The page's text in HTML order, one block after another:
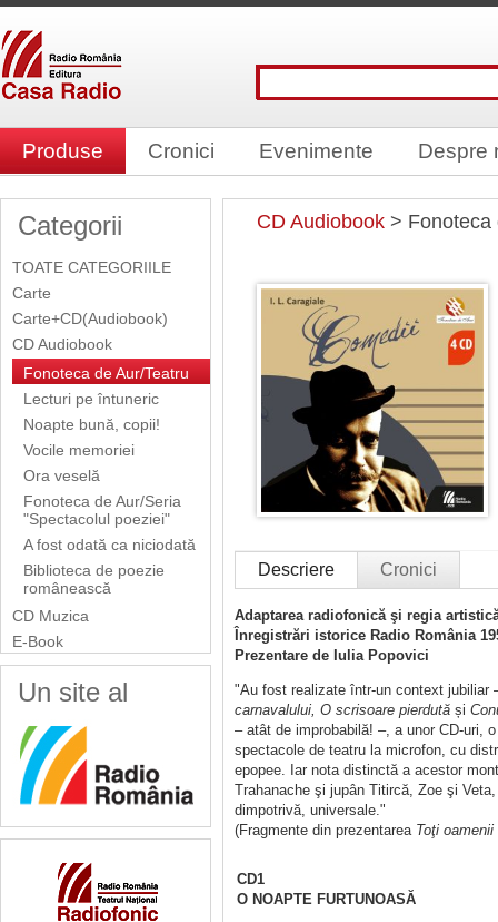
Produse Cronici Evenimente Despre
Categorii
TOATE CATEGORIILE
Carte
Carte+CD(Audiobook)
CD Audiobook
Fonoteca de Aur/Teatru
Lecturi pe întuneric
Noapte bună, copii!
Vocile memoriei
Ora veselă
Fonoteca de Aur/Seria
"Spectacolul poeziei"
A fost odată ca niciodată
Biblioteca de poezie
românească
CD Muzica
E-Book
Un site al
CD Audiobook > Fonoteca
Descriere Cronici
Adaptarea radiofonică şi regia
Înregistrări istorice Radio România
Prezentare de Iulia Popovici
"Au fost realizate într-un context jubiliar
carnavalului, O scrisoare pierdută și
– atât de improbabilă! –, a unor CD-uri,
spectacole de teatru la microfon, cu
epopee. Iar nota distinctă a acestor
Trahanache şi jupân Titircă, Zoe şi
dimpotrivă, universale."
(Fragmente din prezentarea Toţi
CD1
O NOAPTE FURTUNOASĂ